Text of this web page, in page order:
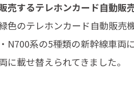
売するテレホンカード自動販
緑色のテレホンカード自動販
N700系の5種類の新幹線車両
に載せ替えられてきました。